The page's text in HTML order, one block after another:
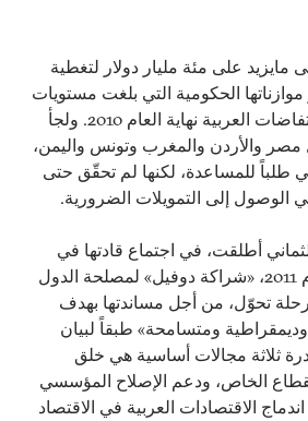
مايزيد على مئة مليار دولار لتغطية
الحكومية التي بلغت مستويات
قياسية منذ انطلاق الانتفاضات العربية نهاية العام 2010. ولجأ
مصر والأردن والمغرب وتونس واليمن،
طلباً للمساعدة، لكنها لم تحقّق حتى
الوصول إلى التمويلات الضرورية.
أطلقت، في اجتماع قادتها في
دوفيل، في فرنسا، عام 2011، «شراكة دوفيل» لمصلحة الدول
تحوّل، من أجل مساندتها بهدف
ومتسامحة» طبقاً لبيان
ثلاثة مجالات أساسية هي خلق
الخاص، ودعم الإصلاح المؤسسي
الاقتصادات العربية في الاقتصاد